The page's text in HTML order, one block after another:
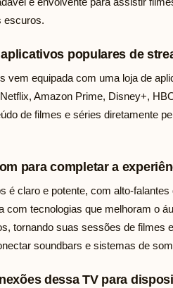
escuros.
populares de
vem equipada com uma loja de
Amazon Prime, Disney+,
de filmes e séries diretamente
para completar a
é claro e potente, com alto-
com tecnologias que melhoram o
tornando suas sessões de filmes
soundbars e sistemas de
dessa TV para